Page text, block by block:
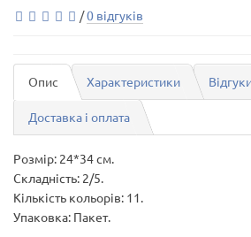
/0 відгуків
Опис Характеристики
Доставка і оплата
Розмір: 24*34 см.
Складність: 2/5.
Кількість кольорів: 11.
Упаковка: Пакет.